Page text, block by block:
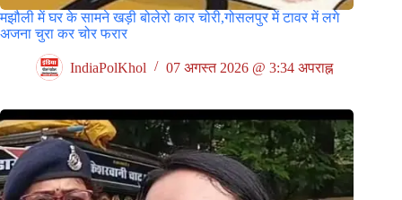
मझौली में घर के सामने खड़ी बोलेरो कार चोरी,गोसलपुर में टावर में लगे
अजना चुरा कर चोर फरार
IndiaPolKhol 07 अगस्त 2026 @ 3:34 अपराह्न